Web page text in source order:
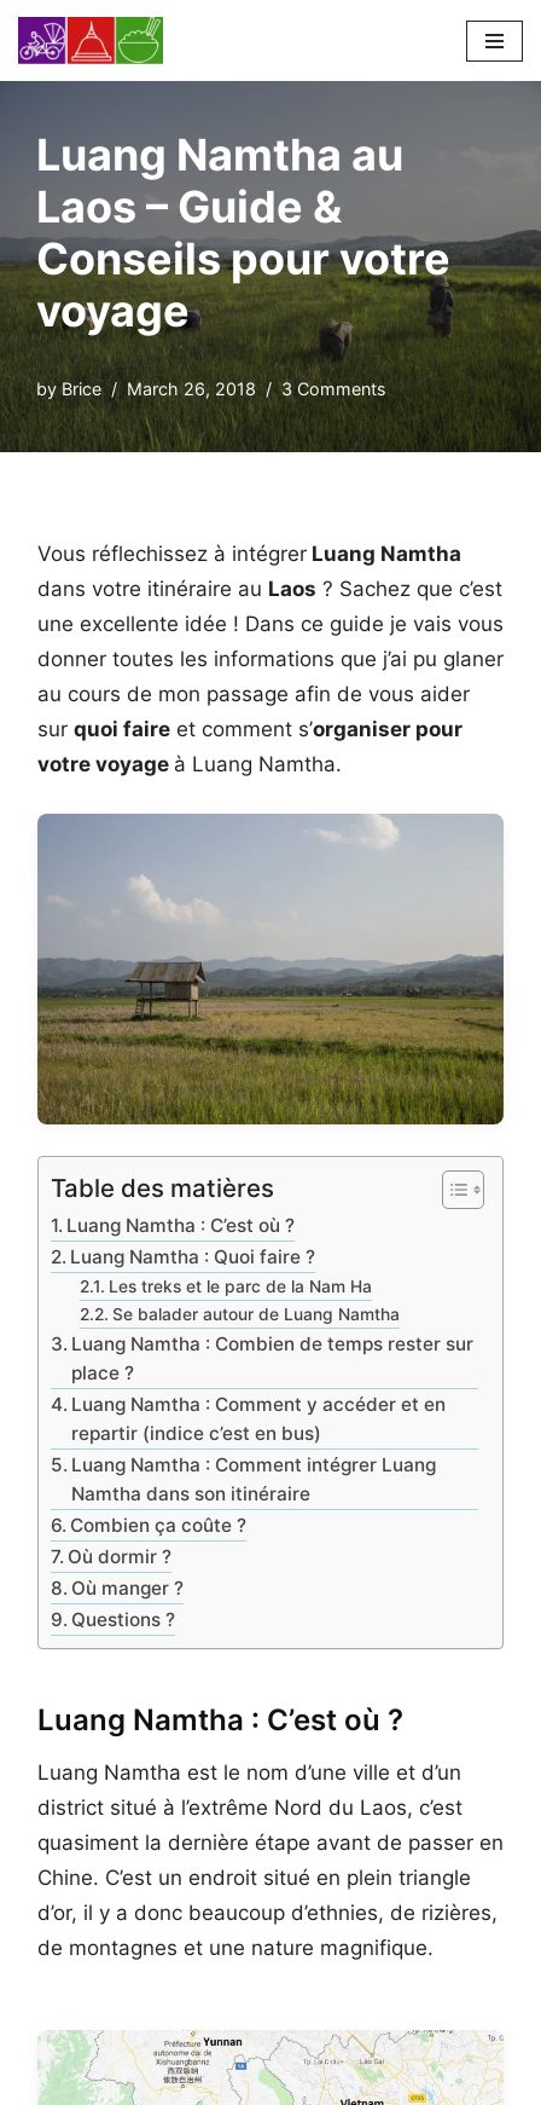
Skip
content
Luang Namtha au
Laos – Guide &
Conseils pour votre
voyage
byBrice March 26, 2018 3 Comments
Vous réflechissez à intégrer Luang Namtha
dans votre itinéraire au Laos ? Sachez que c’est
une excellente idée ! Dans ce guide je vais vous
donner toutes les informations que j’ai pu glaner
au cours de mon passage afin de vous aider
sur quoi faire et comment s’organiser pour
votre voyage à Luang Namtha.
Table des matières
Luang Namtha : C’est où ?
Luang Namtha : Quoi faire ?
Les treks et le parc de la Nam Ha
Se balader autour de Luang Namtha
Luang Namtha : Combien de temps rester sur
place ?
Luang Namtha : Comment y accéder et en
repartir (indice c’est en bus)
Luang Namtha : Comment intégrer Luang
Namtha dans son itinéraire
Combien ça coûte ?
Où dormir ?
Où manger ?
Questions ?
Luang Namtha : C’est où ?
Luang Namtha est le nom d’une ville et d’un
district situé à l’extrême Nord du Laos, c’est
quasiment la dernière étape avant de passer en
Chine. C’est un endroit situé en plein triangle
d’or, il y a donc beaucoup d’ethnies, de rizières,
de montagnes et une nature magnifique.